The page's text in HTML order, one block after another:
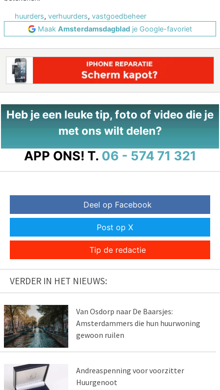
huurders, verhuurders, vastgoedbeheer
Maak Amsterdamsdagblad je Google-favoriet
Heb je een leuke tip, foto of video die je
met ons wilt delen?
APP ONS! T. 06 - 574 71 321
Deel op Facebook
Post op X
Tip de redactie
VERDER IN HET NIEUWS:
Van Osdorp naar De Baarsjes:
Amsterdammers die hun huurwoning
gewoon ruilen
Andreaspenning voor voorzitter
Huurgenoot